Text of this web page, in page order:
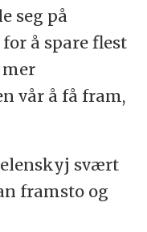
seg på
å spare flest
vår å få fram,
svært
framsto og